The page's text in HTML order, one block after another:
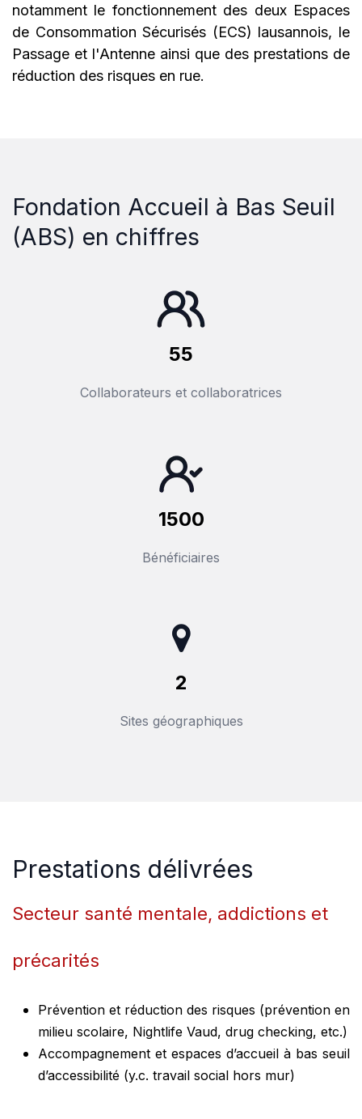
notamment le fonctionnement des deux Espaces
de Consommation Sécurisés (ECS) lausannois, le
Passage et l'Antenne ainsi que des prestations de
réduction des risques en rue.
Fondation Accueil à Bas Seuil
(ABS) en chiffres
55
Collaborateurs et collaboratrices
1500
Bénéficiaires
2
Sites géographiques
Prestations délivré​es
Secteur santé mentale, addictions et
précarités
Prévention et réduction des risques (prévention en
milieu scolaire, Nightlife Vaud, drug checking, etc.)
Accompagnement et espaces d’accueil à bas seuil
d’accessibilité (y.c. travail social hors mur)